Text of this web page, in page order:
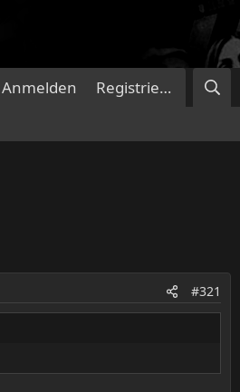
Anmelden Registrieren
#321